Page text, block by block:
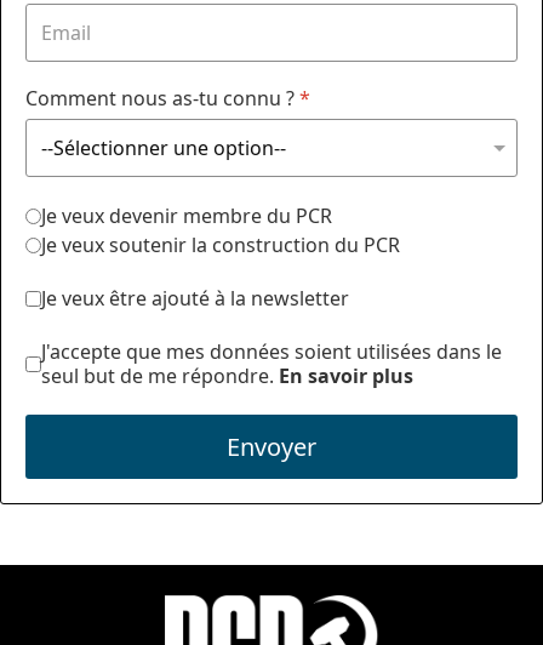
Comment nous as-tu connu ?*
Je veux devenir membre du PCR
Je veux soutenir la construction du PCR
Je veux être ajouté à la newsletter
J'accepte que mes données soient utilisées dans le
seul but de me répondre. En savoir plus
Envoyer